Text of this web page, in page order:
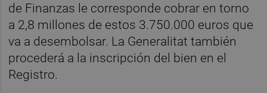
de Finanzas le corresponde cobrar en torno
a 2,8 millones de estos 3.750.000 euros que
va a desembolsar. La Generalitat también
procederá a la inscripción del bien en el
Registro.